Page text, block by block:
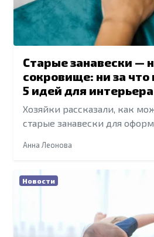
Старые занавески —
сокровище: ни за
5 идей для
Хозяйки рассказали, как
старые занавески для
Анна Леонова
Новости